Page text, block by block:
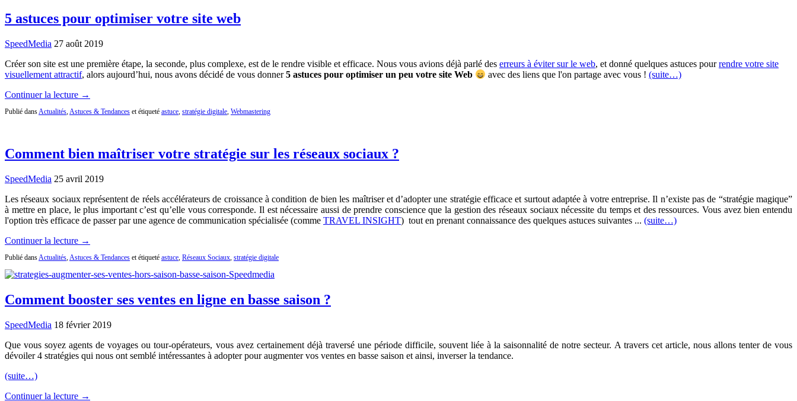
5 astuces pour optimiser votre site web
SpeedMedia 27 août 2019
Créer son site est une première étape, la seconde, plus complexe, est de le rendre visible et efficace. Nous vous avions déjà parlé des erreurs à éviter sur le web, et donné quelques astuces pourrendre votre site
visuellement attractif, alors aujourd’hui, nous avons décidé de vous donner5 astuces pour optimiser un peu votre site Web avec des liens que l'on partage avec vous !(suite…)
Continuer la lecture →
Publié dansActualités,Astuces & Tendances et étiqueté astuce, stratégie digitale, Webmastering
Comment bien maîtriser votre stratégie sur les réseaux sociaux ?
SpeedMedia 25 avril 2019
Les réseaux sociaux représentent de réels accélérateurs de croissance à condition de bien les maîtriser et d’adopter une stratégie efficace et surtout adaptée à votre entreprise. Il n’existe pas de “stratégie magique”
à mettre en place, le plus important c’est qu’elle vous corresponde. Il est nécessaire aussi de prendre conscience que la gestion des réseaux sociaux nécessite du temps et des ressources. Vous avez bien entendu
l'option très efficace de passer par une agence de communication spécialisée (comme TRAVEL INSIGHT) tout en prenant connaissance des quelques astuces suivantes ... (suite…)
Continuer la lecture →
Publié dans Actualités Astuces & Tendances et étiqueté astuce Réseaux Sociaux stratégie digitale
Comment booster ses ventes en ligne en basse saison ?
SpeedMedia 18 février 2019
Que vous soyez agents de voyages ou tour-opérateurs, vous avez certainement déjà traversé une période difficile, souvent liée à la saisonnalité de notre secteur. A travers cet article, nous allons tenter de vous
dévoiler 4 stratégies qui nous ont semblé intéressantes à adopter pour augmenter vos ventes en basse saison et ainsi, inverser la tendance.
(suite…)
Continuer la lecture →